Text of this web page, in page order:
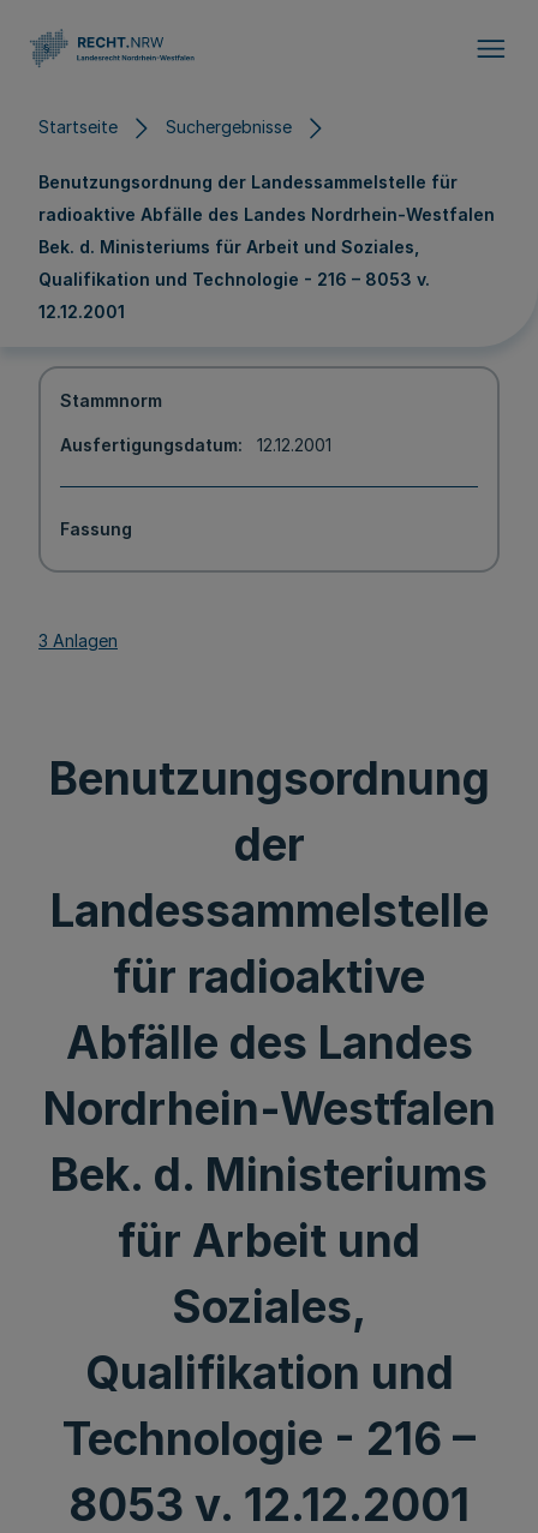
Startseite Suchergebnisse
Benutzungsordnung der Landessammelstelle für
radioaktive Abfälle des Landes Nordrhein-Westfalen
Bek. d. Ministeriums für Arbeit und Soziales,
Qualifikation und Technologie - 216 – 8053 v.
12.12.2001
Stammnorm
Ausfertigungsdatum 12.12.2001
Fassung
3 Anlagen
Benutzungsordnung
der
Landessammelstelle
für radioaktive
Abfälle des Landes
Nordrhein-Westfalen
Bek. d. Ministeriums
für Arbeit und
Soziales,
Qualifikation und
Technologie - 216 –
8053 v. 12.12.2001